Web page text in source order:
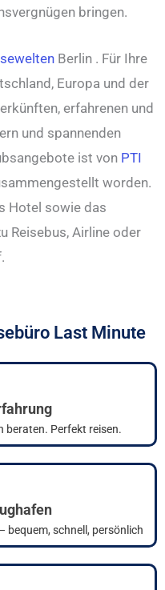
bringen.
Berlin . Für Ihre
Europa und der
erfahrenen und
und spannenden
ist von PTI
worden.
Hotel sowie das
Reisebus, Airline oder
Last Minute
beraten. Perfekt reisen.
bequem, schnell, persönlich